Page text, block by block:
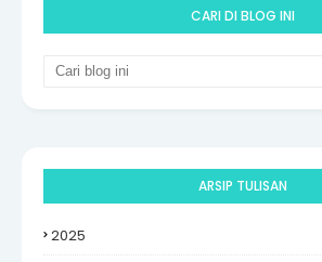
CARI DI BLOG INI
ARSIP TULISAN
2025